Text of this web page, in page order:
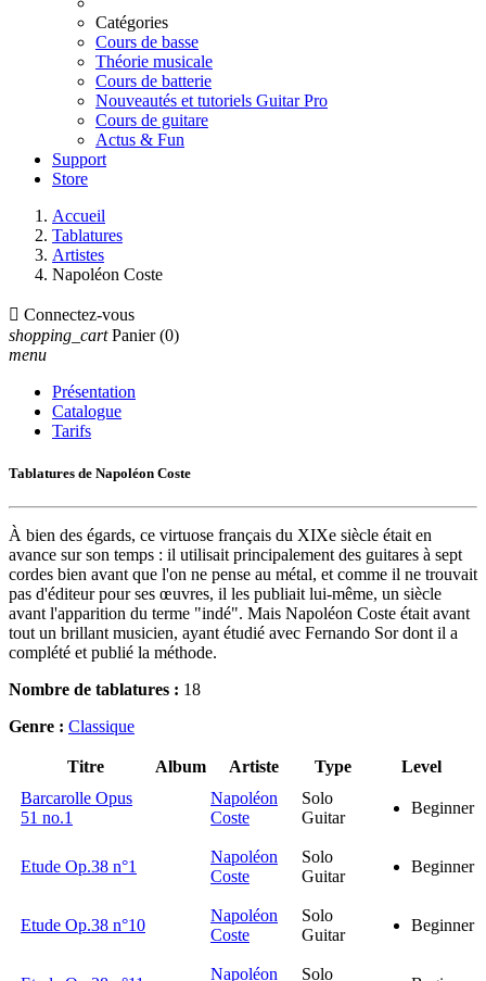
Catégories
Cours de basse
Théorie musicale
Cours de batterie
Nouveautés et tutoriels Guitar Pro
Cours de guitare
Actus & Fun
Support
Store
Accueil
Tablatures
Artistes
Napoléon Coste
 Connectez-vous
shopping_cart Panier (0)
menu
Présentation
Catalogue
Tarifs
Tablatures de Napoléon Coste
À bien des égards, ce virtuose français du XIXe siècle était en
avance sur son temps : il utilisait principalement des guitares à sept
cordes bien avant que l'on ne pense au métal, et comme il ne trouvait
pas d'éditeur pour ses œuvres, il les publiait lui-même, un siècle
avant l'apparition du terme "indé". Mais Napoléon Coste était avant
tout un brillant musicien, ayant étudié avec Fernando Sor dont il a
complété et publié la méthode.
Nombre de tablatures : 18
Genre : Classique
Titre Album Artiste Type
Level
Barcarolle Opus
51 no.1
Napoléon
Coste
Solo
Guitar
Beginner
Etude Op.38 n°1
Napoléon
Coste
Solo
Guitar
Beginner
Etude Op.38 n°10
Napoléon
Coste
Solo
Guitar
Beginner
Napoléon Solo